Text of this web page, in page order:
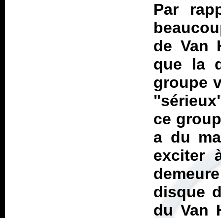
Par
de Van
que la
groupe
ce
a du
exciter
disque
du Van